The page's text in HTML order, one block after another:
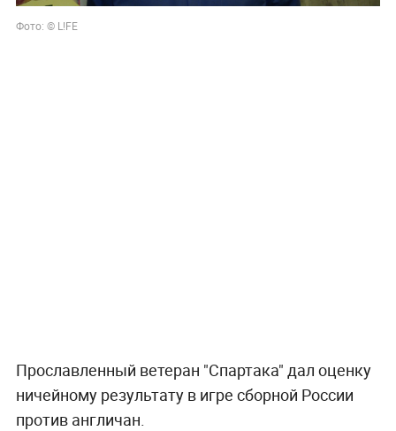
Фото: © L!FE
Прославленный ветеран "Спартака" дал оценку
ничейному результату в игре сборной России
против англичан.